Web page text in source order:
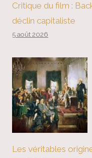
Critique du film :
déclin capitaliste
5 août 2026
Les véritables